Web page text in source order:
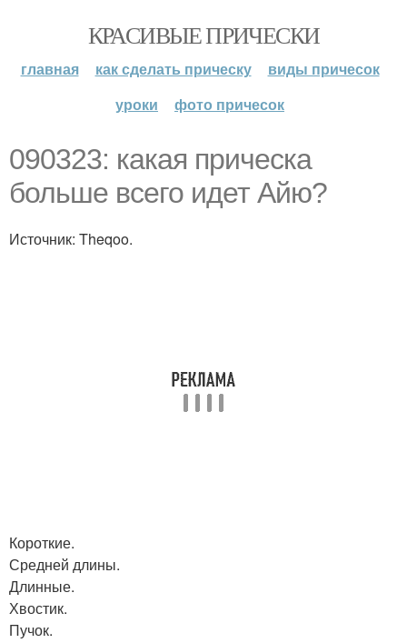
КРАСИВЫЕ ПРИЧЕСКИ
главная как сделать прическу
виды причесок
уроки
фото причесок
090323: какая прическа
больше всего идет Айю?
Источник: Theqoo.
Короткие.
Средней длины.
Длинные.
Хвостик.
Пучок.